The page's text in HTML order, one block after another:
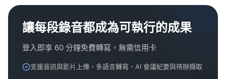
讓每段錄音都成為可執行的成果
登入即享 60 分鐘免費轉寫，無需信用卡
支援音訊與影片上傳、多語言轉寫、AI 會議紀要與待辦擷取